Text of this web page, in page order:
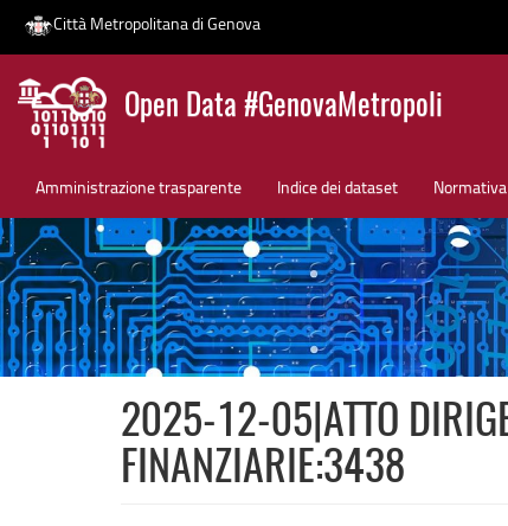
Salta
contenuto
Città Metropolitana di Genova
Open Data #GenovaMetropoli
Amministrazione trasparente Indice dei dataset
News
2025-12-05|ATTO
FINANZIARIE:3438